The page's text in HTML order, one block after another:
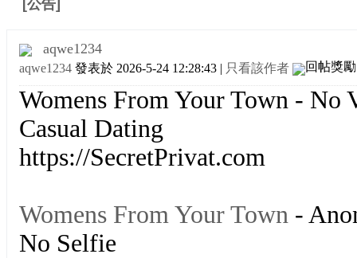
[公告]
aqwe1234
aqwe1234 發表於 2026-5-24 12:28:43 | 只看該作者
Womens From Your Town - No
Casual Dating
https://SecretPrivat.com
Womens From Your Town -
No Selfie